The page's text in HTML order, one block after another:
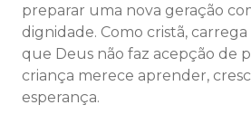
preparar uma nova geração
dignidade. Como cristã,
que Deus não faz acepção de
criança merece aprender,
esperança.